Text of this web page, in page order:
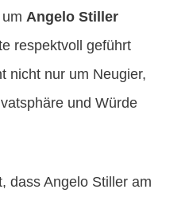
Angelo Stiller
respektvoll geführt
nicht nur um Neugier,
und Würde
dass Angelo Stiller am